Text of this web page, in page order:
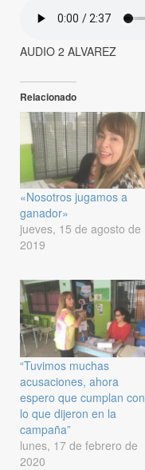
AUDIO 2 ALVAREZ
Relacionado
«Nosotros jugamos a
ganador»
jueves, 15 de agosto de
2019
“Tuvimos muchas
acusaciones, ahora
espero que cumplan con
lo que dijeron en la
campaña”
lunes, 17 de febrero de
2020